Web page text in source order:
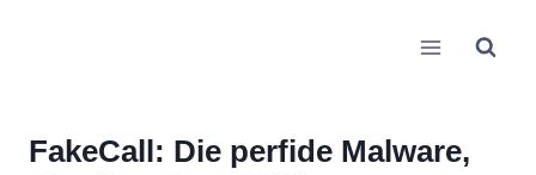
FakeCall: Die perfide Malware,